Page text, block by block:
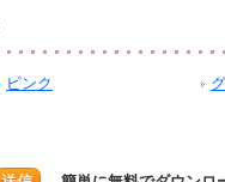
ピンク